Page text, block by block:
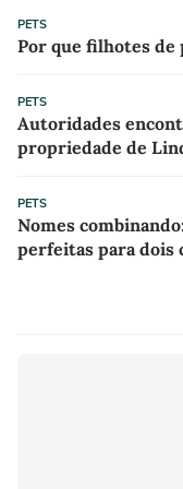
PETS
Por que filhotes de
PETS
Autoridades
propriedade de
PETS
Nomes
perfeitas para dois